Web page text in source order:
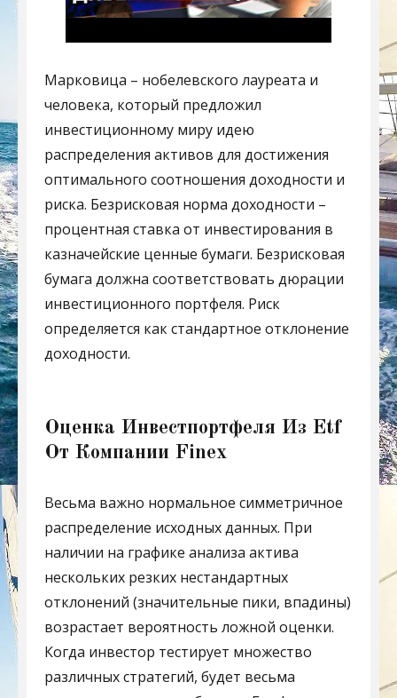
Марковица – нобелевского лауреата и
человека, который предложил
инвестиционному миру идею
распределения активов для достижения
оптимального соотношения доходности и
риска. Безрисковая норма доходности –
процентная ставка от инвестирования в
казначейские ценные бумаги. Безрисковая
бумага должна соответствовать дюрации
инвестиционного портфеля. Риск
определяется как стандартное отклонение
доходности.
Оценка Инвестпортфеля Из Etf
От Компании Finex
Весьма важно нормальное симметричное
распределение исходных данных. При
наличии на графике анализа актива
нескольких резких нестандартных
отклонений (значительные пики, впадины)
возрастает вероятность ложной оценки.
Когда инвестор тестирует множество
различных стратегий, будет весьма